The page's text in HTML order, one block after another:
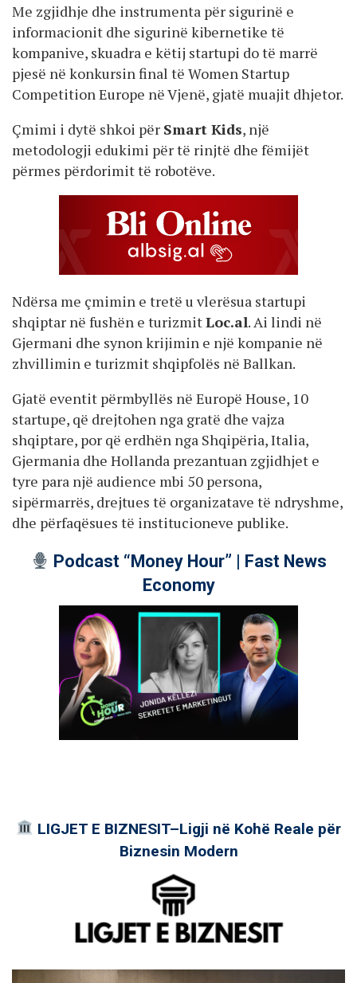
Me zgjidhje dhe instrumenta për sigurinë e
informacionit dhe sigurinë kibernetike të
kompanive, skuadra e këtij startupi do të marrë
pjesë në konkursin final të Women Startup
Competition Europe në Vjenë, gjatë muajit dhjetor.
Çmimi i dytë shkoi për Smart Kids, një
metodologji edukimi për të rinjtë dhe fëmijët
përmes përdorimit të robotëve.
Ndërsa me çmimin e tretë u vlerësua startupi
shqiptar në fushën e turizmitLoc.al. Ai lindi në
Gjermani dhe synon krijimin e një kompanie në
zhvillimin e turizmit shqipfolës në Ballkan.
Gjatë eventit përmbyllës në Europë House, 10
startupe, që drejtohen nga gratë dhe vajza
shqiptare, por që erdhën nga Shqipëria, Italia,
Gjermania dhe Hollanda prezantuan zgjidhjet e
tyre para një audience mbi 50 persona,
sipërmarrës, drejtues të organizatave të ndryshme,
dhe përfaqësues të institucioneve publike.
Podcast “Money Hour” | Fast News
Economy
LIGJET E BIZNESIT–Ligji në Kohë Reale për
Biznesin Modern